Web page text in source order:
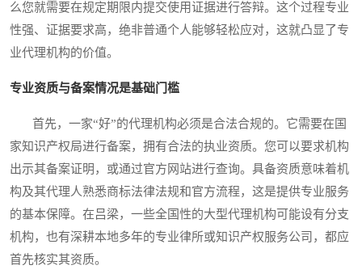
么您就需要在规定期限内提交使用证据进行答辩。这个过程专业
性强、证据要求高，绝非普通个人能够轻松应对，这就凸显了专
业代理机构的价值。
专业资质与备案情况是基础门槛
首先，一家“好”的代理机构必须是合法合规的。它需要在国
家知识产权局进行备案，拥有合法的执业资质。您可以要求机构
出示其备案证明，或通过官方网站进行查询。具备资质意味着机
构及其代理人熟悉商标法律法规和官方流程，这是提供专业服务
的基本保障。在吕梁，一些全国性的大型代理机构可能设有分支
机构，也有深耕本地多年的专业律所或知识产权服务公司，都应
首先核实其资质。